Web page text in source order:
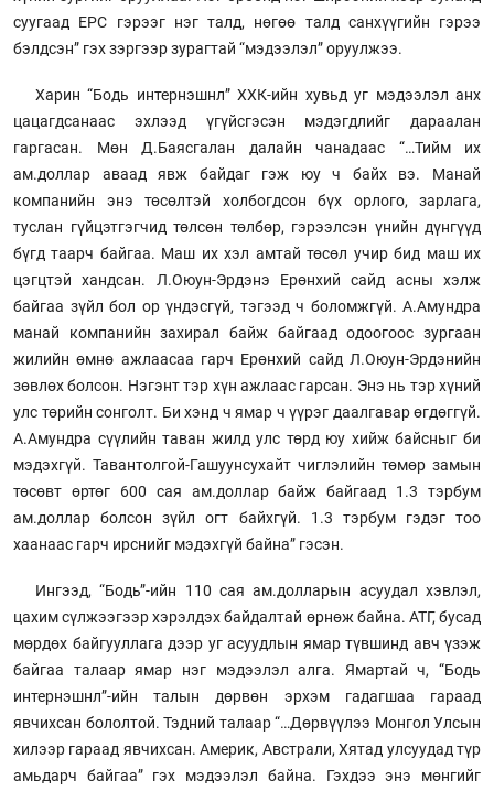
суугаад EPC гэрээг нэг талд, нөгөө талд санхүүгийн гэрээ
бэлдсэн” гэх зэргээр зурагтай “мэдээлэл” оруулжээ.
Харин “Бодь интернэшнл” ХХК-ийн хувьд уг мэдээлэл анх
цацагдсанаас эхлээд үгүйсгэсэн мэдэгдлийг дараалан
гаргасан. Мөн Д.Баясгалан далайн чанадаас “…Тийм их
ам.доллар аваад явж байдаг гэж юу ч байх вэ. Манай
компанийн энэ төсөлтэй холбогдсон бүх орлого, зарлага,
туслан гүйцэтгэгчид төлсөн төлбөр, гэрээлсэн үнийн дүнгүүд
бүгд таарч байгаа. Маш их хэл амтай төсөл учир бид маш их
цэгцтэй хандсан. Л.Оюун-Эрдэнэ Ерөнхий сайд асны хэлж
байгаа зүйл бол ор үндэсгүй, тэгээд ч боломжгүй. А.Амундра
манай компанийн захирал байж байгаад одоогоос зургаан
жилийн өмнө ажлаасаа гарч Ерөнхий сайд Л.Оюун-Эрдэнийн
зөвлөх болсон. Нэгэнт тэр хүн ажлаас гарсан. Энэ нь тэр хүний
улс төрийн сонголт. Би хэнд ч ямар ч үүрэг даалгавар өгдөггүй.
А.Амундра сүүлийн таван жилд улс төрд юу хийж байсныг би
мэдэхгүй. Тавантолгой-Гашуунсухайт чиглэлийн төмөр замын
төсөвт өртөг 600 сая ам.доллар байж байгаад 1.3 тэрбум
ам.доллар болсон зүйл огт байхгүй. 1.3 тэрбум гэдэг тоо
хаанаас гарч ирснийг мэдэхгүй байна” гэсэн.
Ингээд, “Бодь”-ийн 110 сая ам.долларын асуудал хэвлэл,
цахим сүлжээгээр хэрэлдэх байдалтай өрнөж байна. АТГ, бусад
мөрдөх байгууллага дээр уг асуудлын ямар түвшинд авч үзэж
байгаа талаар ямар нэг мэдээлэл алга. Ямартай ч, “Бодь
интернэшнл”-ийн талын дөрвөн эрхэм гадагшаа гараад
явчихсан бололтой. Тэдний талаар “…Дөрвүүлээ Монгол Улсын
хилээр гараад явчихсан. Америк, Австрали, Хятад улсуудад түр
амьдарч байгаа” гэх мэдээлэл байна. Гэхдээ энэ мөнгийг